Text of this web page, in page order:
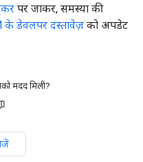
पर जाकर, समस्या की
के डेवलपर दस्तावेज़ को अपडेट
मदद मिली?